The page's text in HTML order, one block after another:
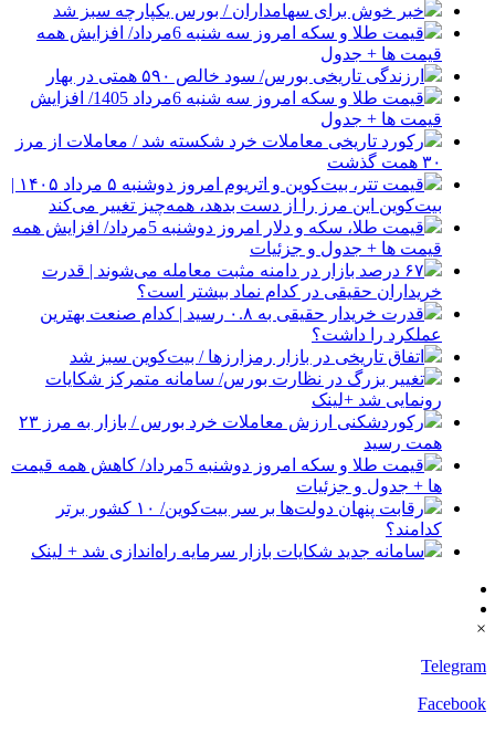
خبر خوش برای سهامداران / بورس یکپارچه سبز شد
قیمت طلا و سکه امروز سه شنبه 6مرداد/ افزایش همه
قیمت ها + جدول
ارزندگی تاریخی بورس/ سود خالص ۵۹۰ همتی در بهار
قیمت طلا و سکه امروز سه شنبه 6مرداد 1405/ افزایش
قیمت ها + جدول
رکورد تاریخی معاملات خرد شکسته شد / معاملات از مرز
۳۰ همت گذشت
قیمت تتر، بیت‌کوین و اتریوم امروز دوشنبه ۵ مرداد ۱۴۰۵ |
بیت‌کوین این مرز را از دست بدهد، همه‌چیز تغییر می‌کند
قیمت طلا، سکه و دلار امروز دوشنبه 5مرداد/ افزایش همه
قیمت ها + جدول و جزئیات
۶۷ درصد بازار در دامنه مثبت معامله می‌شوند | قدرت
خریداران حقیقی در کدام نماد بیشتر است؟
قدرت خریدار حقیقی به ۰.۸ رسید | کدام صنعت بهترین
عملکرد را داشت؟
اتفاق تاریخی در بازار رمزارزها / بیت‌کوین سبز شد
تغییر بزرگ در نظارت بورس/ سامانه متمرکز شکایات
رونمایی شد +لینک
رکوردشکنی ارزش معاملات خرد بورس / بازار به مرز ۲۳
همت رسید
قیمت طلا و سکه امروز دوشنبه 5مرداد/ کاهش همه قیمت
ها + جدول و جزئیات
رقابت پنهان دولت‌ها بر سر بیت‌کوین/ ۱۰ کشور برتر
کدامند؟
سامانه جدید شکایات بازار سرمایه راه‌اندازی شد + لینک
×
Telegram
Facebook